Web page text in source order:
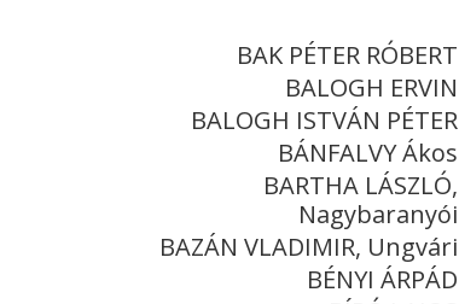
BAK PÉTER RÓBERT
BALOGH ERVIN
BALOGH ISTVÁN PÉTER
BÁNFALVY Ákos
BARTHA LÁSZLÓ,
Nagybaranyói
BAZÁN VLADIMIR, Ungvári
BÉNYI ÁRPÁD